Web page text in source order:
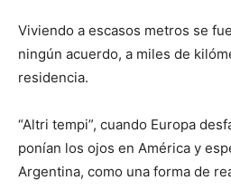
Viviendo a escasos metros se
ningún acuerdo, a miles de
residencia.
“Altri tempi”, cuando Europa
ponían los ojos en América y
Argentina, como una forma de